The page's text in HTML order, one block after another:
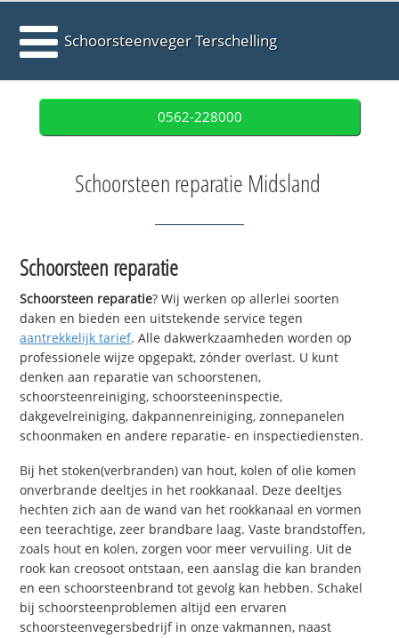
Schoorsteenveger Terschelling
0562-228000
Schoorsteen reparatie Midsland
Schoorsteen reparatie
Schoorsteen reparatie? Wij werken op allerlei soorten
daken en bieden een uitstekende service tegen
aantrekkelijk tarief. Alle dakwerkzaamheden worden op
professionele wijze opgepakt, zónder overlast. U kunt
denken aan reparatie van schoorstenen,
schoorsteenreiniging, schoorsteeninspectie,
dakgevelreiniging, dakpannenreiniging, zonnepanelen
schoonmaken en andere reparatie- en inspectiediensten.
Bij het stoken(verbranden) van hout, kolen of olie komen
onverbrande deeltjes in het rookkanaal. Deze deeltjes
hechten zich aan de wand van het rookkanaal en vormen
een teerachtige, zeer brandbare laag. Vaste brandstoffen,
zoals hout en kolen, zorgen voor meer vervuiling. Uit de
rook kan creosoot ontstaan, een aanslag die kan branden
en een schoorsteenbrand tot gevolg kan hebben. Schakel
bij schoorsteenproblemen altijd een ervaren
schoorsteenvegersbedrijf in onze vakmannen, naast